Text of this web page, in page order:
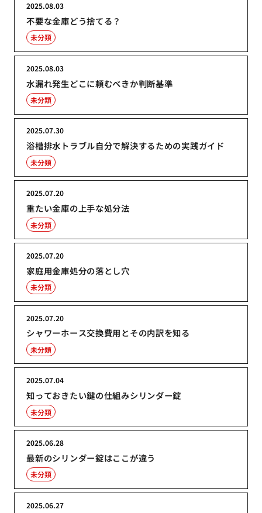
不要な金庫どう捨てる？
2025.08.03
未分類
水漏れ発生どこに頼むべきか判断基準
2025.08.03
未分類
浴槽排水トラブル自分で解決するための実践ガイド
2025.07.30
未分類
重たい金庫の上手な処分法
2025.07.20
未分類
家庭用金庫処分の落とし穴
2025.07.20
未分類
シャワーホース交換費用とその内訳を知る
2025.07.20
未分類
知っておきたい鍵の仕組みシリンダー錠
2025.07.04
未分類
最新のシリンダー錠はここが違う
2025.06.28
未分類
2025.06.27